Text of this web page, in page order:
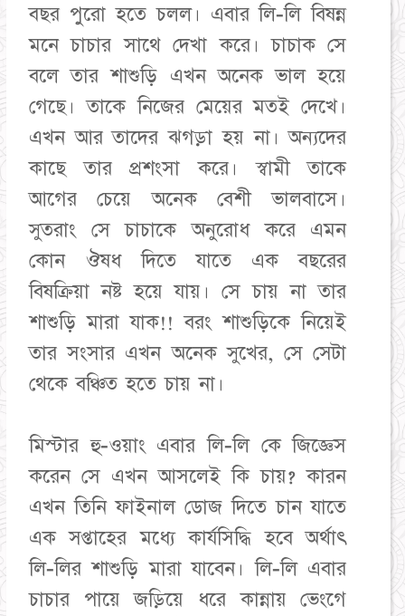
বছর পুরো হতে চলল। এবার লি-লি বিষন্ন
মনে চাচার সাথে দেখা করে। চাচাক সে
বলে তার শাশুড়ি এখন অনেক ভাল হয়ে
গেছে। তাকে নিজের মেয়ের মতই দেখে।
এখন আর তাদের ঝগড়া হয় না। অন্যদের
কাছে তার প্রশংসা করে। স্বামী তাকে
আগের চেয়ে অনেক বেশী ভালবাসে।
সুতরাং সে চাচাকে অনুরোধ করে এমন
কোন ঔষধ দিতে যাতে এক বছরের
বিষক্রিয়া নষ্ট হয়ে যায়। সে চায় না তার
শাশুড়ি মারা যাক!! বরং শাশুড়িকে নিয়েই
তার সংসার এখন অনেক সুখের, সে সেটা
থেকে বঞ্চিত হতে চায় না।
মিস্টার হু-ওয়াং এবার লি-লি কে জিজ্ঞেস
করেন সে এখন আসলেই কি চায়? কারন
এখন তিনি ফাইনাল ডোজ দিতে চান যাতে
এক সপ্তাহের মধ্যে কার্যসিদ্ধি হবে অর্থাৎ
লি-লির শাশুড়ি মারা যাবেন। লি-লি এবার
চাচার পায়ে জড়িয়ে ধরে কান্নায় ভেংগে